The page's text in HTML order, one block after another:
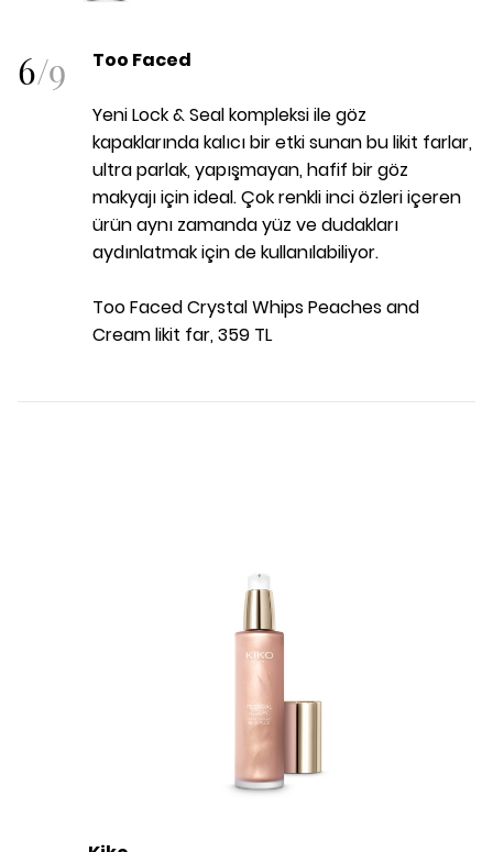
6/9 Too Faced
Yeni Lock & Seal kompleksi ile göz
kapaklarında kalıcı bir etki sunan bu likit farlar,
ultra parlak, yapışmayan, hafif bir göz
makyajı için ideal. Çok renkli inci özleri içeren
ürün aynı zamanda yüz ve dudakları
aydınlatmak için de kullanılabiliyor.
Too Faced Crystal Whips Peaches and
Cream likit far, 359 TL